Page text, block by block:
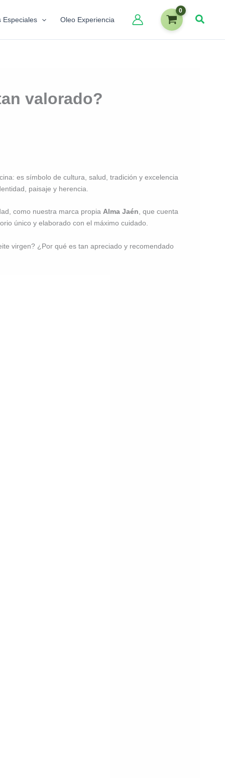
Especiales Oleo Experiencia
valorado?
es símbolo de cultura, salud, tradición y excelencia
paisaje y herencia.
como nuestra marca propia Alma Jaén, que cuenta
único y elaborado con el máximo cuidado.
virgen? ¿Por qué es tan apreciado y recomendado